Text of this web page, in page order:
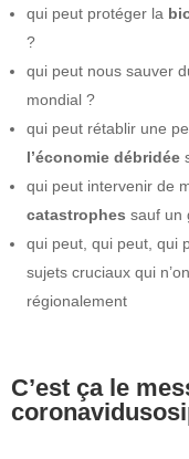
qui peut protéger la
?
qui peut nous sauver
mondial ?
qui peut rétablir une
l’économie débridée
qui peut intervenir de
catastrophes sauf un
qui peut, qui peut, qui
sujets cruciaux qui
régionalement
C’est ça le